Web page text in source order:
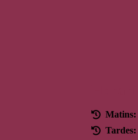
Matins:
Tardes: